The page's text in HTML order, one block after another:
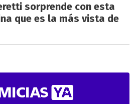
sorprende con esta
que es la más vista de